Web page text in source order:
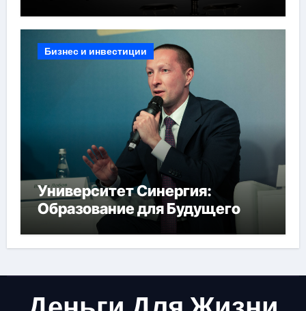
Бизнес и инвестиции
Университет Синергия:
Образование для Будущего